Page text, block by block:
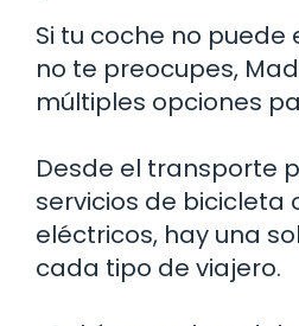
Si tu coche no puede
no te preocupes,
múltiples opciones
Desde el transporte
servicios de bicicleta
eléctricos, hay una
cada tipo de viajero.